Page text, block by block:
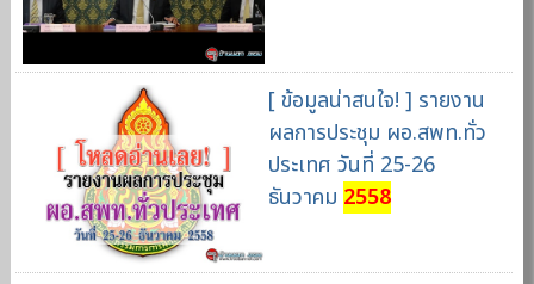
[ ข้อมูลน่าสนใจ! ] รายงาน
ผลการประชุม ผอ.สพท.ทั่ว
ประเทศ วันที่ 25-26
ธันวาคม 2558